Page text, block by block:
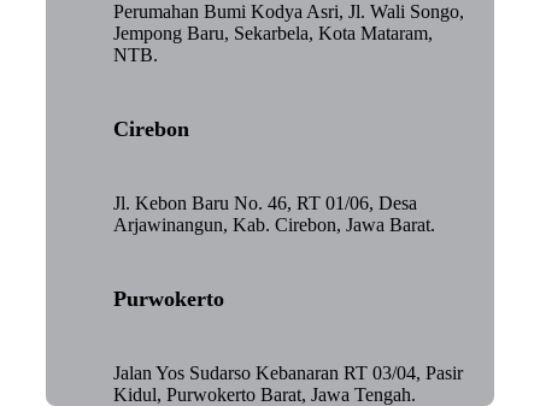
Perumahan Bumi Kodya Asri, Jl. Wali Songo,
Jempong Baru, Sekarbela, Kota Mataram,
NTB.
Cirebon
Jl. Kebon Baru No. 46, RT 01/06, Desa
Arjawinangun, Kab. Cirebon, Jawa Barat.
Purwokerto
Jalan Yos Sudarso Kebanaran RT 03/04, Pasir
Kidul, Purwokerto Barat, Jawa Tengah.